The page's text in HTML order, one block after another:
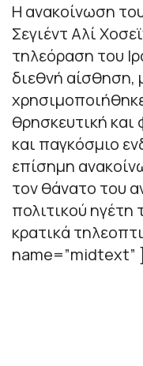
Η ανακοίνωση
Σεγιέντ Αλί
τηλεόραση του
διεθνή
θρησκευτική
και παγκόσμιο
επίσημη
τον θάνατο του
πολιτικού ηγέτη
κρατικά
name=”midtext” ]